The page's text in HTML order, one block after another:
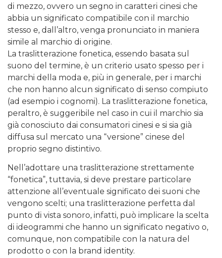
di mezzo, ovvero un segno in caratteri cinesi che
abbia un significato compatibile con il marchio
stesso e, dall’altro, venga pronunciato in maniera
simile al marchio di origine.
La traslitterazione fonetica, essendo basata sul
suono del termine, è un criterio usato spesso per i
marchi della moda e, più in generale, per i marchi
che non hanno alcun significato di senso compiuto
(ad esempio i cognomi). La traslitterazione fonetica,
peraltro, è suggeribile nel caso in cui il marchio sia
già conosciuto dai consumatori cinesi e si sia già
diffusa sul mercato una “versione” cinese del
proprio segno distintivo.
Nell’adottare una traslitterazione strettamente
“fonetica”, tuttavia, si deve prestare particolare
attenzione all’eventuale significato dei suoni che
vengono scelti; una traslitterazione perfetta dal
punto di vista sonoro, infatti, può implicare la scelta
di ideogrammi che hanno un significato negativo o,
comunque, non compatibile con la natura del
prodotto o con la brand identity.